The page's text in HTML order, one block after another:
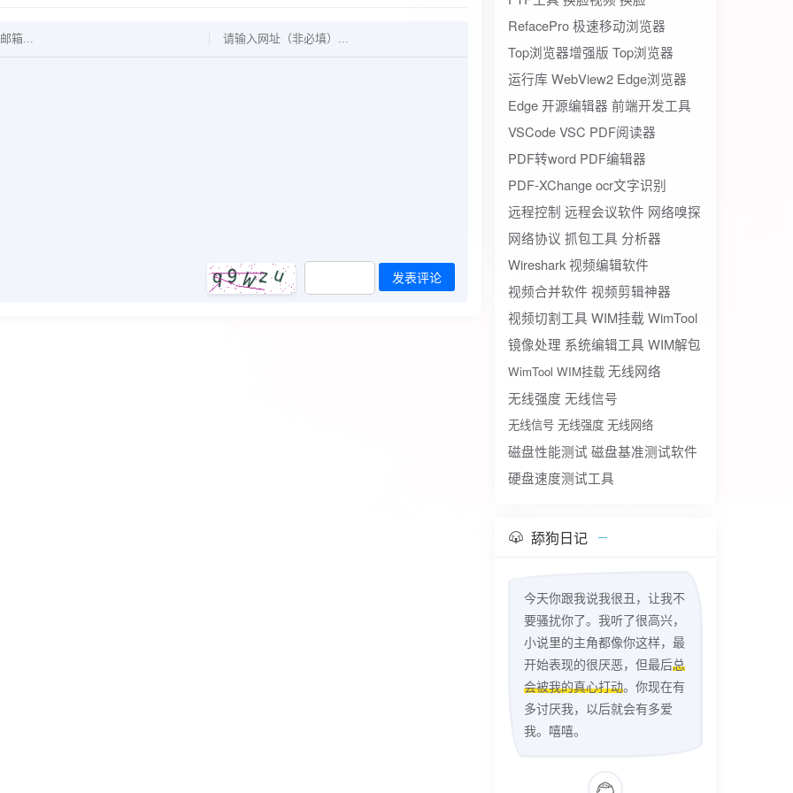
发表评论
RefacePro极速移动浏览器
Top浏览器增强版 Top浏览器
运行库 WebView2 Edge浏览器
Edge开源编辑器 前端开发工具
VSCodeVSC PDF阅读器
PDF转word PDF编辑器
PDF-XChangeocr文字识别
远程控制 远程会议软件 网络嗅探
网络协议 抓包工具 分析器
Wireshark视频编辑软件
视频合并软件 视频剪辑神器
视频切割工具 WIM挂载 WimTool
镜像处理 系统编辑工具 WIM解包
WimTool WIM挂载 无线网络
无线强度 无线信号
无线信号 无线强度 无线网络
磁盘性能测试 磁盘基准测试软件
硬盘速度测试工具
舔狗日记
今天你跟我说我很丑，让我不
要骚扰你了。我听了很高兴，
小说里的主角都像你这样，最
开始表现的很厌恶，但最后总
会被我的真心打动。你现在有
多讨厌我，以后就会有多爱
我。嘻嘻。